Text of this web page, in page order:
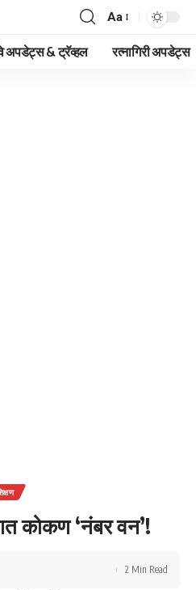
Font
Resizer
Aa
अपडेट्स & ट्रॅव्हल रत्नागिरी अपडेट्स
कोकण ‘नंबर वन’!
2 Min Read